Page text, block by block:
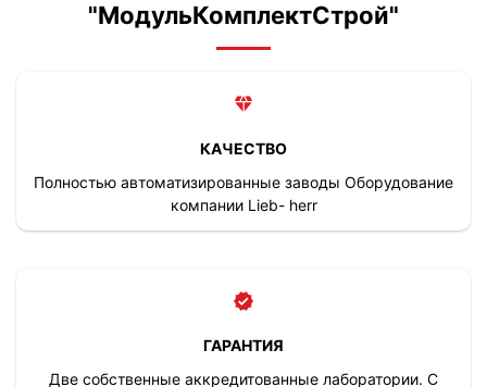
"МодульКомплектСтрой"
КАЧЕСТВО
Полностью автоматизированные заводы Оборудование
компании Lieb- herr
ГАРАНТИЯ
Две собственные аккредитованные лаборатории. С